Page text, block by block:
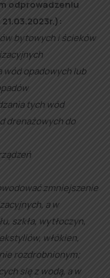
odprowadzeniu
bytowych i ścieków
wód opadowych lub
tych wód
drenażowych do
zmniejszenie
a w
szkła, wytłoczyn,
włókien,
rozdrobnionym;
się z wodą, a w